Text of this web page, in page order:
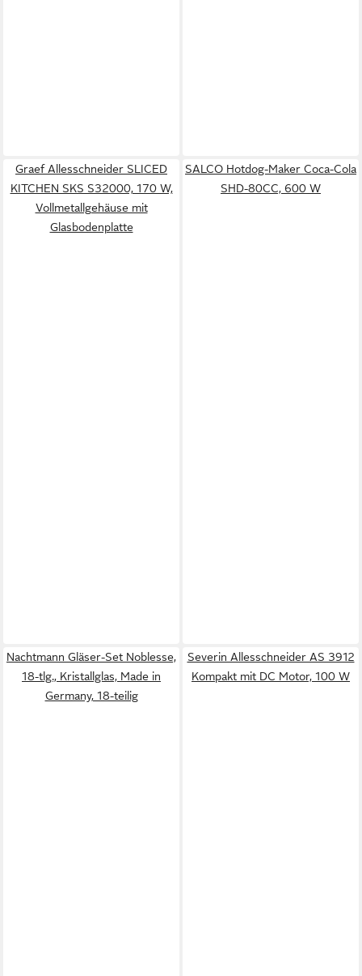
Graef Allesschneider SLICED
KITCHEN SKS S32000, 170 W,
Vollmetallgehäuse mit
Glasbodenplatte
SALCO Hotdog-Maker Coca-Cola
SHD-80CC, 600 W
Nachtmann Gläser-Set Noblesse,
18-tlg., Kristallglas, Made in
Germany, 18-teilig
Severin Allesschneider AS 3912
Kompakt mit DC Motor, 100 W